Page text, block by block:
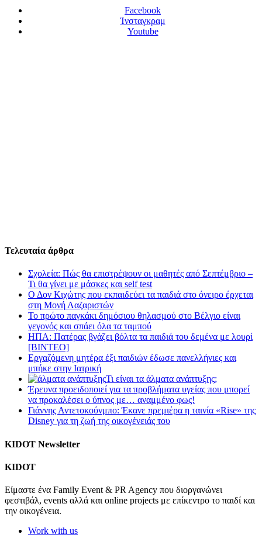
Facebook
Ίνσταγκραμ
Youtube
Τελευταία άρθρα
Σχολεία: Πώς θα επιστρέψουν οι μαθητές από Σεπτέμβριο –
Τι θα γίνει με μάσκες και self test
Ο Δον Κιχώτης που εκπαιδεύει τα παιδιά στο όνειρο έρχεται
στη Μονή Λαζαριστών
Το πρώτο παγκάκι δημόσιου θηλασμού στο Βέλγιο είναι
γεγονός και σπάει όλα τα ταμπού
ΗΠΑ: Πατέρας βγάζει βόλτα τα παιδιά του δεμένα με λουρί
[BINTEO]
Εργαζόμενη μητέρα έξι παιδιών έδωσε πανελλήνιες και
μπήκε στην Ιατρική
Τι είναι τα άλματα ανάπτυξης;
Έρευνα προειδοποιεί για τα προβλήματα υγείας που μπορεί
να προκαλέσει ο ύπνος με… αναμμένο φως!
Γιάννης Αντετοκούνμπο: Έκανε πρεμιέρα η ταινία «Rise» της
Disney για τη ζωή της οικογένειάς του
KIDOT Newsletter
KIDOT
Είμαστε ένα Family Event & PR Agency που διοργανώνει
φεστιβάλ, events αλλά και online projects με επίκεντρο το παιδί και
την οικογένεια.
Work with us